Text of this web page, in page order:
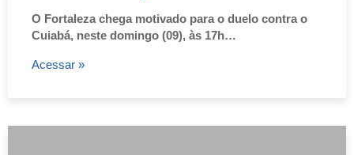
O Fortaleza chega motivado para o duelo contra o
Cuiabá, neste domingo (09), às 17h…
Acessar »